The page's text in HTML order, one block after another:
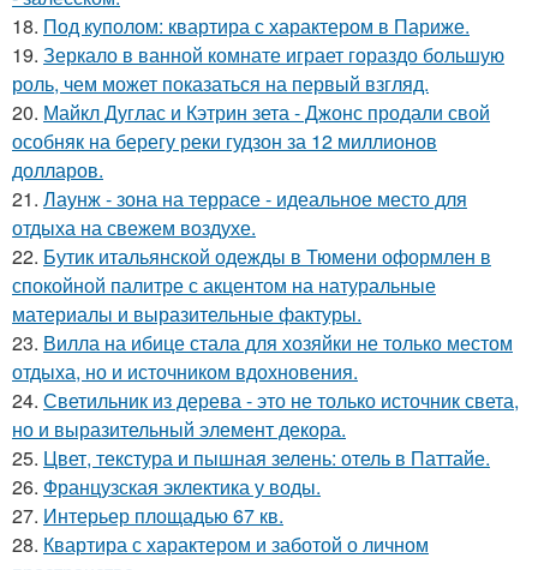
18. Под куполом: квартира с характером в Париже.
19. Зеркало в ванной комнате играет гораздо большую
роль, чем может показаться на первый взгляд.
20. Майкл Дуглас и Кэтрин зета - Джонс продали свой
особняк на берегу реки гудзон за 12 миллионов
долларов.
21. Лаунж - зона на террасе - идеальное место для
отдыха на свежем воздухе.
22. Бутик итальянской одежды в Тюмени оформлен в
спокойной палитре с акцентом на натуральные
материалы и выразительные фактуры.
23. Вилла на ибице стала для хозяйки не только местом
отдыха, но и источником вдохновения.
24. Светильник из дерева - это не только источник света,
но и выразительный элемент декора.
25. Цвет, текстура и пышная зелень: отель в Паттайе.
26. Французская эклектика у воды.
27. Интерьер площадью 67 кв.
28. Квартира с характером и заботой о личном